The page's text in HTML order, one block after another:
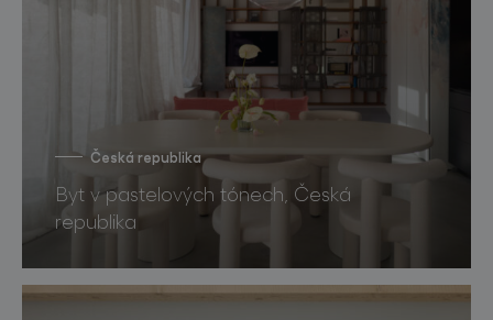
Česká republika
Byt v pastelových tónech, Česká
republika